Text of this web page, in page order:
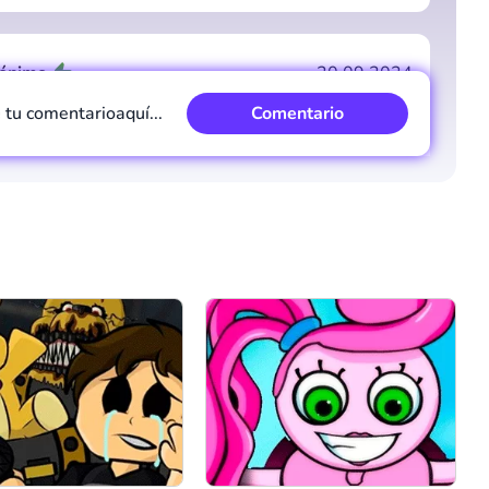
Cancelar Comentario
20.09.2024
Cancelar Comentario
1
tu comentarioaquí... Comentario
Cancelar Comentario